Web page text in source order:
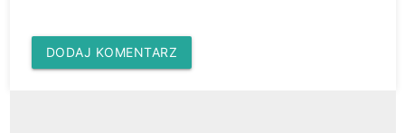
DODAJ KOMENTARZ